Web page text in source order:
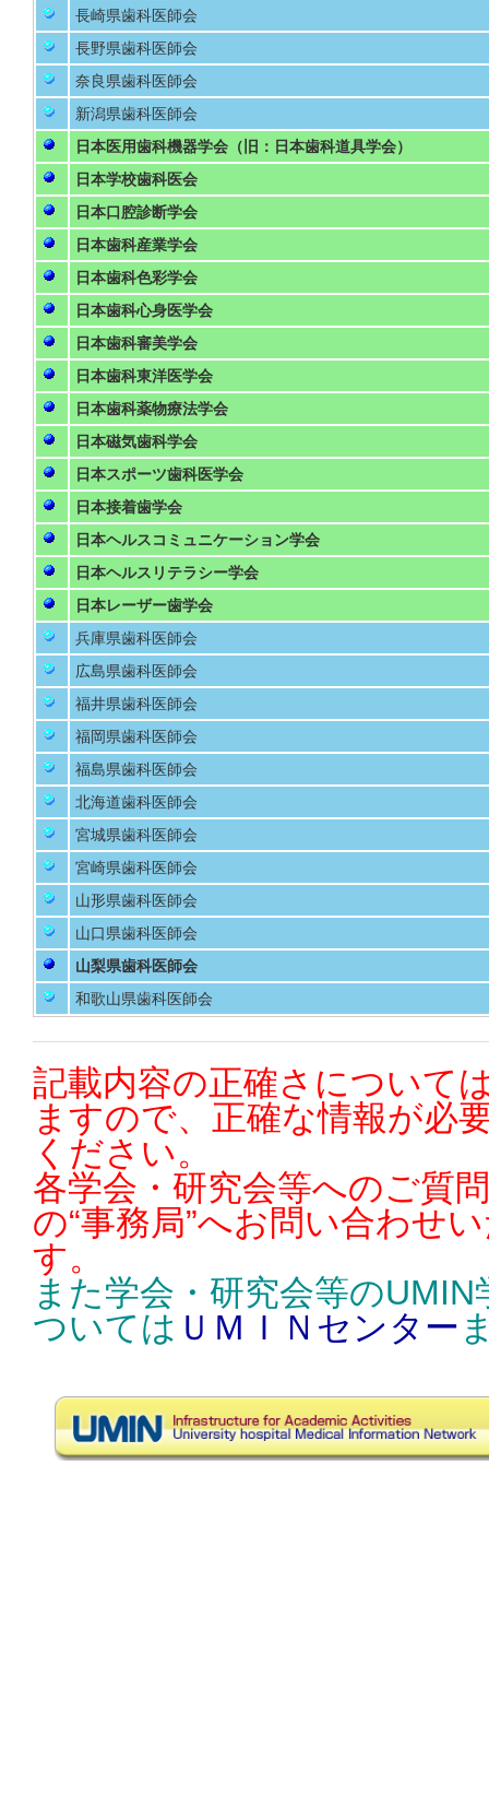
長崎県歯科医師会
長野県歯科医師会
奈良県歯科医師会
新潟県歯科医師会
日本医用歯科機器学会（旧：日本歯科道具学会）
日本学校歯科医会
日本口腔診断学会
日本歯科産業学会
日本歯科色彩学会
日本歯科心身医学会
日本歯科審美学会
日本歯科東洋医学会
日本歯科薬物療法学会
日本磁気歯科学会
日本スポーツ歯科医学会
日本接着歯学会
日本ヘルスコミュニケーション学会
日本ヘルスリテラシー学会
日本レーザー歯学会
兵庫県歯科医師会
広島県歯科医師会
福井県歯科医師会
福岡県歯科医師会
福島県歯科医師会
北海道歯科医師会
宮城県歯科医師会
宮崎県歯科医師会
山形県歯科医師会
山口県歯科医師会
山梨県歯科医師会
和歌山県歯科医師会
記載内容の正確さについて
ますので、正確な情報が必
ください。
各学会・研究会等へのご質
の“事務局”へお問い合わせ
す。
また学会・研究会等の
ついては ＵＭＩＮセンター